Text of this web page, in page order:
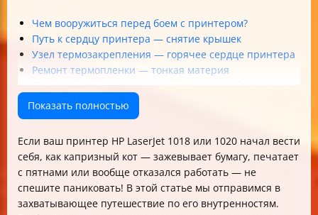
Чем вооружиться перед боем с принтером?
Путь к сердцу принтера — снятие крышек
Узел термозакрепления — горячее сердце принтера
Ремонт термопленки — тонкая материя
Валы, ролики и шестерёнки — механика без
романтики?
Электроника: платы, датчики и лазерный блок
Часто задаваемые вопросы (FAQ)
Чек-лист для ремонта HP LaserJet 1018/1020
Заключение
Показать полностью
Если ваш принтер HP LaserJet 1018 или 1020 начал вести
себя, как капризный кот — зажевывает бумагу, печатает
с пятнами или вообще отказался работать — не
спешите паниковать! В этой статье мы отправимся в
захватывающее путешествие по его внутренностям.